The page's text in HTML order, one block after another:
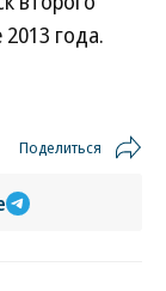
года.
Поделиться